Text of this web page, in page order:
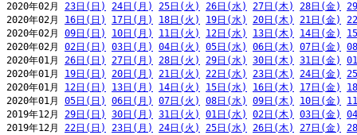
2020年02月 23日(日) 24日(月) 25日(火) 26日(水) 27日(木) 28日(金)
2020年02月 16日(日) 17日(月) 18日(火) 19日(水) 20日(木) 21日(金)
2020年02月 09日(日) 10日(月) 11日(火) 12日(水) 13日(木) 14日(金)
2020年02月 02日(日) 03日(月) 04日(火) 05日(水) 06日(木) 07日(金)
2020年01月 26日(日) 27日(月) 28日(火) 29日(水) 30日(木) 31日(金)
2020年01月 19日(日) 20日(月) 21日(火) 22日(水) 23日(木) 24日(金)
2020年01月 12日(日) 13日(月) 14日(火) 15日(水) 16日(木) 17日(金)
2020年01月 05日(日) 06日(月) 07日(火) 08日(水) 09日(木) 10日(金)
2019年12月 29日(日) 30日(月) 31日(火) 01日(水) 02日(木) 03日(金)
2019年12月 22日(日) 23日(月) 24日(火) 25日(水) 26日(木) 27日(金)